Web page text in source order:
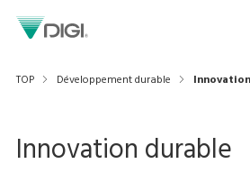
TOP Développement durable
Innovation durable